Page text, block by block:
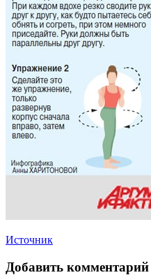
Источник
Добавить комментарий